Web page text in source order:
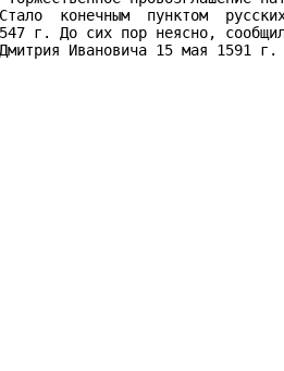
конечным  пунктом
г. До сих пор неясно,
Дмитрия Ивановича 15 мая